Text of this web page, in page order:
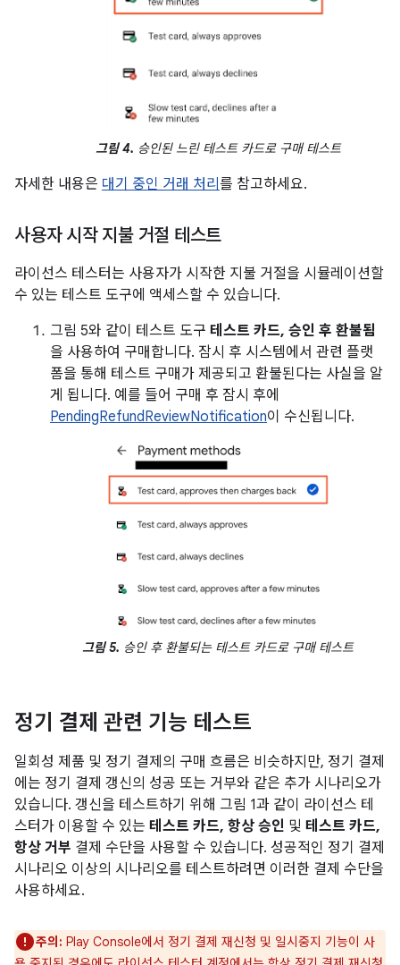
그림 4. 승인된 느린 테스트 카드로 구매 테스트
자세한 내용은 대기 중인 거래 처리 를 참고하세요.
사용자 시작 지불 거절 테스트
라이선스 테스터는 사용자가 시작한 지불 거절을 시뮬레이션할
수 있는 테스트 도구에 액세스할 수 있습니다.
그림 5와 같이 테스트 도구 테스트 카드, 승인 후 환불됨
을 사용하여 구매합니다. 잠시 후 시스템에서 관련 플랫
폼을 통해 테스트 구매가 제공되고 환불된다는 사실을 알
게 됩니다. 예를 들어 구매 후 잠시 후에
PendingRefundReviewNotification이 수신됩니다.
그림 5. 승인 후 환불되는 테스트 카드로 구매 테스트
정기 결제 관련 기능 테스트
일회성 제품 및 정기 결제의 구매 흐름은 비슷하지만, 정기 결제
에는 정기 결제 갱신의 성공 또는 거부와 같은 추가 시나리오가
있습니다. 갱신을 테스트하기 위해 그림 1과 같이 라이선스 테
스터가 이용할 수 있는 테스트 카드, 항상 승인 및 테스트 카드,
항상 거부 결제 수단을 사용할 수 있습니다. 성공적인 정기 결제
시나리오 이상의 시나리오를 테스트하려면 이러한 결제 수단을
사용하세요.
주의: Play Console에서 정기 결제 재신청 및 일시중지 기능이 사